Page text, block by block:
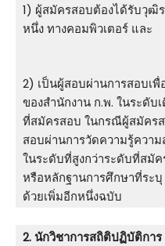
1) ผู้สมัครสอบต้องได้รับวุฒิ
หนึ่ง ทางคอมพิวเตอร์ และ
2) เป็นผู้สอบผ่านการสอบเ
ของสำนักงาน ก.พ. ในระดับ
ที่สมัครสอบ ในกรณีผู้สมัคร
สอบผ่านการวัดความรู้ควา
ในระดับที่สูงกว่าระดับที่สมั
หรือหลักฐานการศึกษาที่ระ
ด้วยเพิ่มอีกหนึ่งฉบับ
2. นักวิชาการสถิติปฏิบัติการ